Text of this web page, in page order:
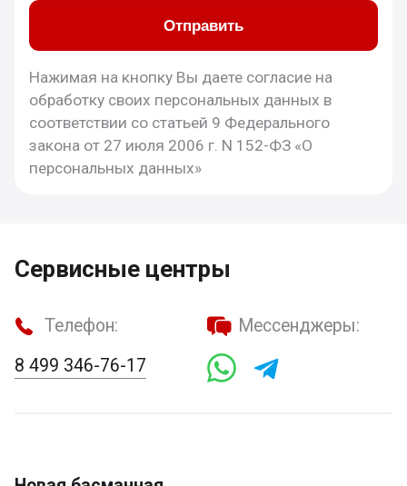
Отправить
Нажимая на кнопку Вы даете согласие на
обработку своих персональных данных в
соответствии со статьей 9 Федерального
закона от 27 июля 2006 г. N 152-ФЗ «О
персональных данных»
Сервисные центры
Телефон:
8 499 346-76-17
Мессенджеры: